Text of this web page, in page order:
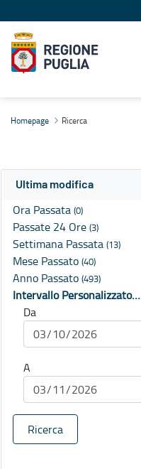
Homepage Ricerca
Ultima modifica
Ora Passata (0)
Passate 24 Ore (3)
Settimana Passata (13)
Mese Passato (40)
Anno Passato (493)
Intervallo Personalizzato…
Da
A
Ricerca